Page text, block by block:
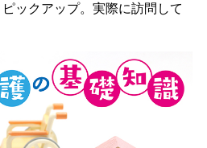
ックアップ。実際に訪問して